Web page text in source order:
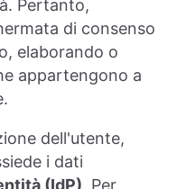
Pertanto,
di consenso
elaborando o
appartengono a
dell'utente,
i dati
(IdP). Per